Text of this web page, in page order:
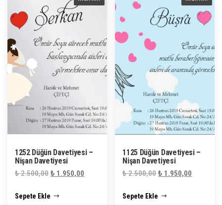
1252 Düğün Davetiyesi –
Nişan Davetiyesi
₺2.500,00 Orijinal
₺ 2.500,00.
₺ 1.950,00
Sepete Ekle
1125 Düğün Davetiyesi –
Nişan Davetiyesi
₺2.500,00 Orijinal
₺ 2.500,00.
₺ 1.950,00
Sepete Ekle